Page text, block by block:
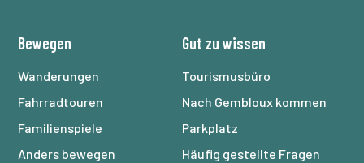
Bewegen
Wanderungen
Fahrradtouren
Familienspiele
Anders bewegen
Gut zu wissen
Tourismusbüro
Nach Gembloux kommen
Parkplatz
Häufig gestellte Fragen